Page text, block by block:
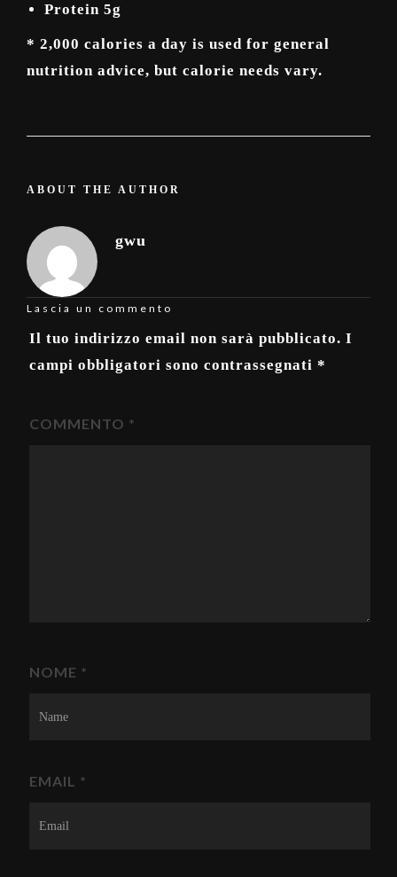
Protein 5g
* 2,000 calories a day is used for general
nutrition advice, but calorie needs vary.
ABOUT THE AUTHOR
gwu
Lascia un commento
Il tuo indirizzo email non sarà pubblicato. I
campi obbligatori sono contrassegnati *
COMMENTO *
NOME *
EMAIL *